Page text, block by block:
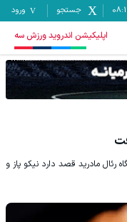
جستجو ورود
اپلیکیشن اندروید ورزش سه
رئال مادرید قصد دارد نیکو پاز و